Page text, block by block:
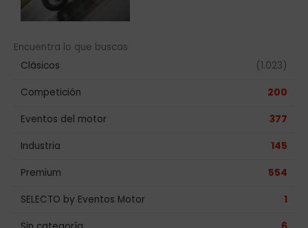
Encuentra lo que buscas
Clásicos
(1.023)
Competición 200
Eventos del motor 377
Industria 145
Premium 554
SELECTO by Eventos Motor 1